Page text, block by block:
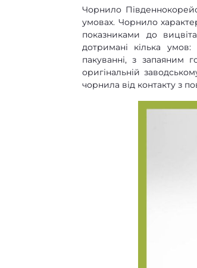
Чорнило
умовах. Чорнило
показниками до
дотримані кілька
пакуванні, з запаяним
оригінальній
чорнила від контакту з